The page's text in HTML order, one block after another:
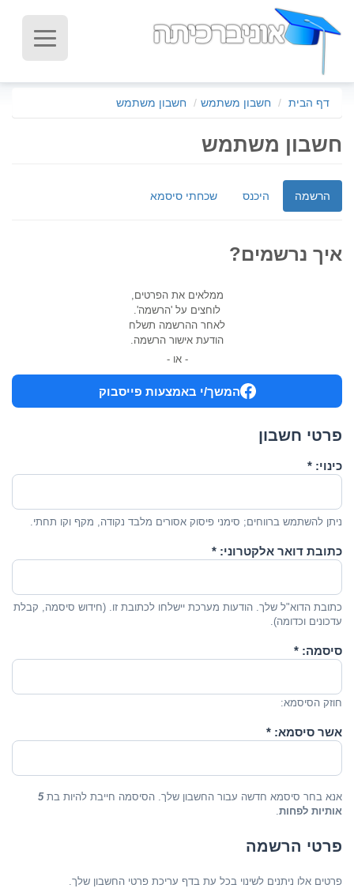
דף הבית חשבון משתמש חשבון משתמש
חשבון משתמש
הרשמה היכנס שכחתי סיסמא
איך נרשמים?
ממלאים את הפרטים,
לוחצים על 'הרשמה'.
לאחר ההרשמה תשלח
הודעת אישור הרשמה.
- או -
המשך/י באמצעות פייסבוק
פרטי חשבון
כינוי: *
ניתן להשתמש ברווחים; סימני פיסוק אסורים מלבד נקודה, מקף וקו תחתי.
כתובת דואר אלקטרוני: *
כתובת הדוא"ל שלך. הודעות מערכת יישלחו לכתובת זו. (חידוש סיסמה, קבלת
עדכונים וכדומה).
סיסמה: *
חוזק הסיסמא:
אשר סיסמא: *
אנא בחר סיסמא חדשה עבור החשבון שלך. הסיסמה חייבת להיות בת5
אותיות לפחות.
פרטי הרשמה
פרטים אלו ניתנים לשינוי בכל עת בדף עריכת פרטי החשבון שלך.